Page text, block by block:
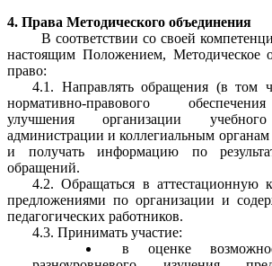
4. Права Методического объединения
В соответствии со своей
настоящим Положением, Методическое
право:
4.1. Направлять обращения (в том
нормативно-правового
улучшения организации
администрации и коллегиальным
и получать информацию по
обращений.
4.2. Обращаться в аттестационную
предложениями по организации и
педагогических работников.
4.3. Принимать участие:
в оценке